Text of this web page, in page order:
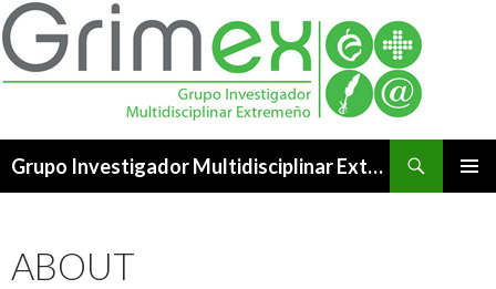
Grupo Investigador Multidisciplinar Extremeño
ABOUT